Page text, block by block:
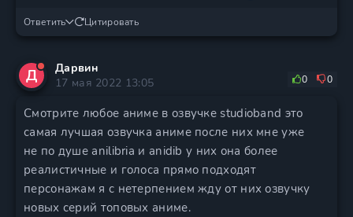
Ответить Цитировать
Д
Дарвин
17 мая 2022 13:05
0 0
Смотрите любое аниме в озвучке studioband это
самая лучшая озвучка аниме после них мне уже
не по душе anilibria и anidib у них она более
реалистичные и голоса прямо подходят
персонажам я с нетерпением жду от них озвучку
новых серий топовых аниме.